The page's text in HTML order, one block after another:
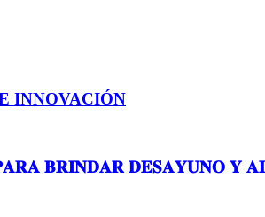
INNOVACIÓN
𝐁𝐑𝐈𝐍𝐃𝐀𝐑 𝐃𝐄𝐒𝐀𝐘𝐔𝐍𝐎 𝐘